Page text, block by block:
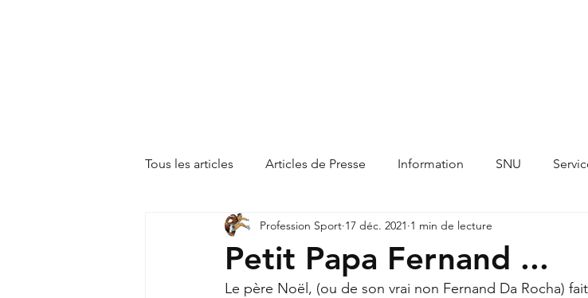
Tous les articles Articles de Presse Information SNU
Petit Papa Fernand ...
Profession Sport 17 déc. 2021 1 min de lecture
Le père Noël, (ou de son vrai non Fernand Da Rocha)